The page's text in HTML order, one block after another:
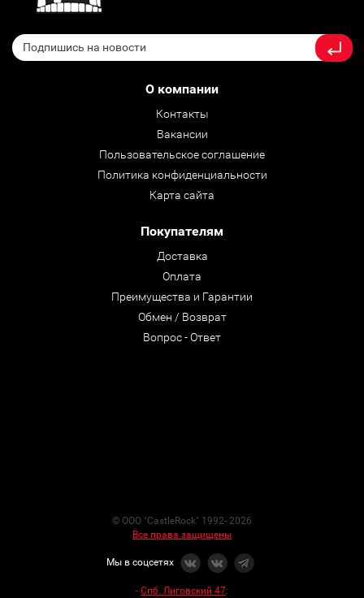
О компании
Контакты
Вакансии
Пользовательское соглашение
Политика конфиденциальности
Карта сайта
Покупателям
Доставка
Оплата
Преимущества и Гарантии
Обмен / Возврат
Вопрос - Ответ
© ООО "CastleRock" 1992- 2026
Все права защищены
Мы в соцсетях
- Спб. Лиговский 47: